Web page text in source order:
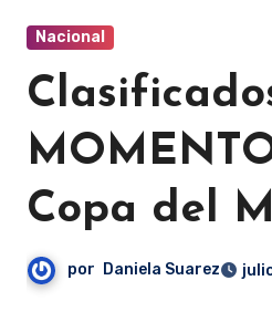
Nacional
Copa del
por Daniela Suarez